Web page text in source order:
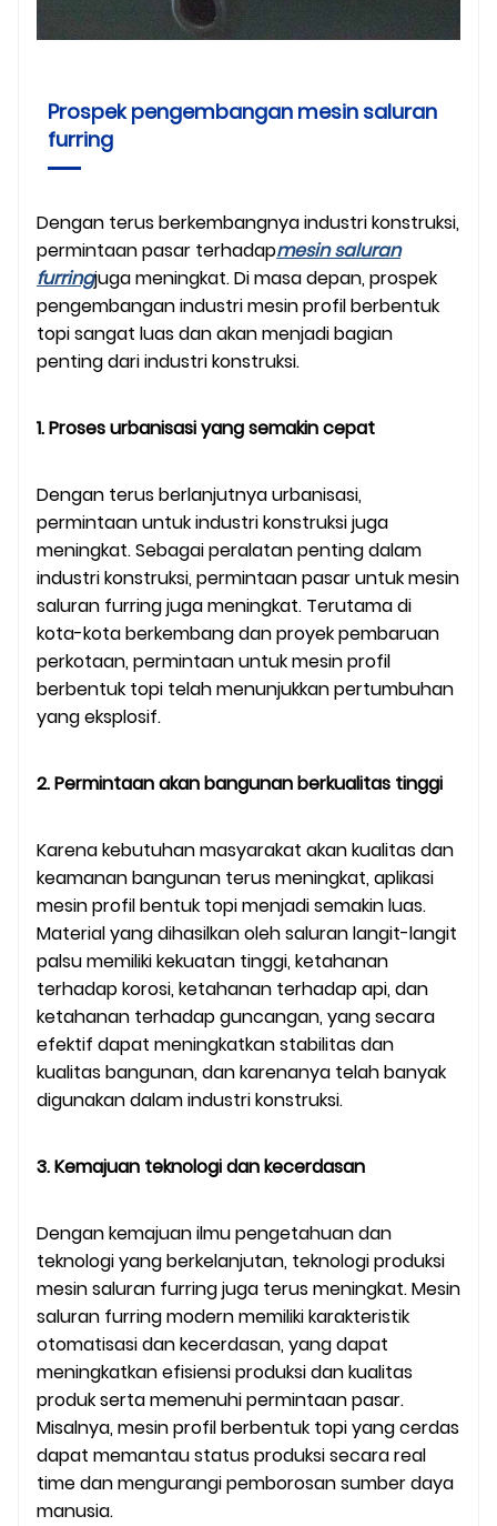
Prospek pengembangan mesin saluran
furring
Dengan terus berkembangnya industri konstruksi,
permintaan pasar terhadapmesin saluran
furringjuga meningkat. Di masa depan, prospek
pengembangan industri mesin profil berbentuk
topi sangat luas dan akan menjadi bagian
penting dari industri konstruksi.
1. Proses urbanisasi yang semakin cepat
Dengan terus berlanjutnya urbanisasi,
permintaan untuk industri konstruksi juga
meningkat. Sebagai peralatan penting dalam
industri konstruksi, permintaan pasar untuk mesin
saluran furring juga meningkat. Terutama di
kota-kota berkembang dan proyek pembaruan
perkotaan, permintaan untuk mesin profil
berbentuk topi telah menunjukkan pertumbuhan
yang eksplosif.
2. Permintaan akan bangunan berkualitas tinggi
Karena kebutuhan masyarakat akan kualitas dan
keamanan bangunan terus meningkat, aplikasi
mesin profil bentuk topi menjadi semakin luas.
Material yang dihasilkan oleh saluran langit-langit
palsu memiliki kekuatan tinggi, ketahanan
terhadap korosi, ketahanan terhadap api, dan
ketahanan terhadap guncangan, yang secara
efektif dapat meningkatkan stabilitas dan
kualitas bangunan, dan karenanya telah banyak
digunakan dalam industri konstruksi.
3. Kemajuan teknologi dan kecerdasan
Dengan kemajuan ilmu pengetahuan dan
teknologi yang berkelanjutan, teknologi produksi
mesin saluran furring juga terus meningkat. Mesin
saluran furring modern memiliki karakteristik
otomatisasi dan kecerdasan, yang dapat
meningkatkan efisiensi produksi dan kualitas
produk serta memenuhi permintaan pasar.
Misalnya, mesin profil berbentuk topi yang cerdas
dapat memantau status produksi secara real
time dan mengurangi pemborosan sumber daya
manusia.